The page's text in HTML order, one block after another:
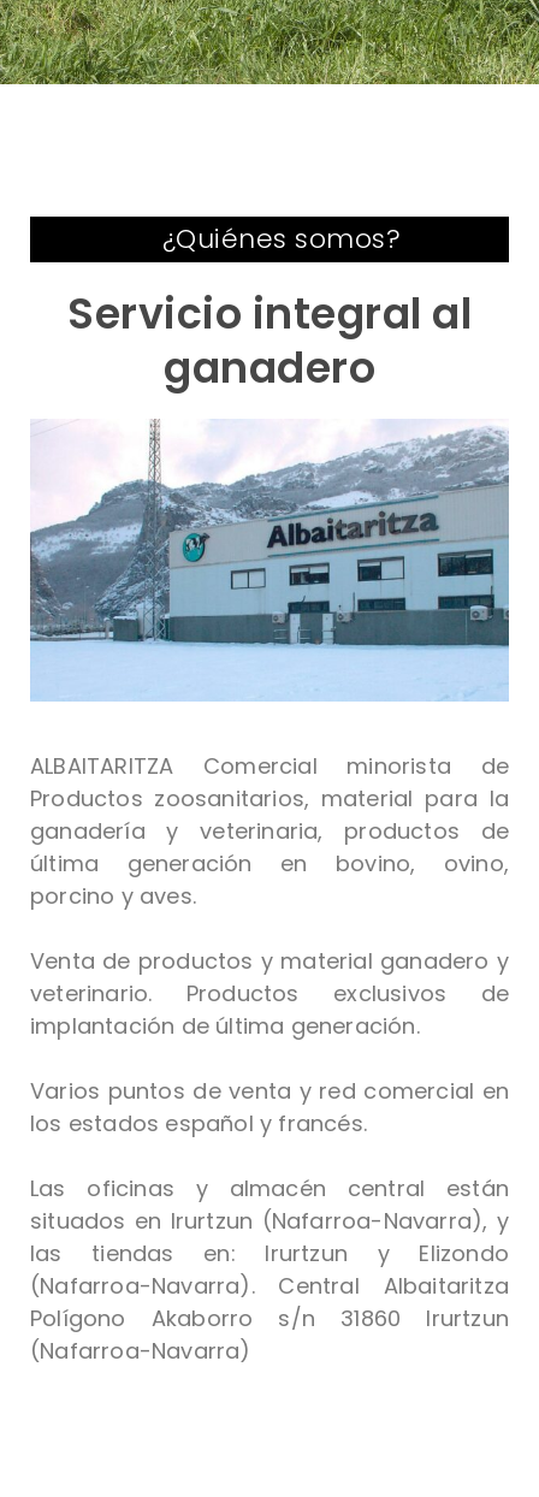
¿Quiénes somos?
Servicio integral al
ganadero
ALBAITARITZA Comercial minorista de
Productos zoosanitarios, material para la
ganadería y veterinaria, productos de
última generación en bovino, ovino,
porcino y aves.
Venta de productos y material ganadero y
veterinario. Productos exclusivos de
implantación de última generación.
Varios puntos de venta y red comercial en
los estados español y francés.
Las oficinas y almacén central están
situados en Irurtzun (Nafarroa-Navarra), y
las tiendas en: Irurtzun y Elizondo
(Nafarroa-Navarra). Central Albaitaritza
Polígono Akaborro s/n 31860 Irurtzun
(Nafarroa-Navarra)